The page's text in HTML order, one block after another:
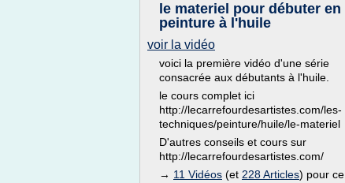
le materiel pour débuter en
peinture à l'huile
voir la vidéo
voici la première vidéo d'une série
consacrée aux débutants à l'huile.
le cours complet ici
http://lecarrefourdesartistes.com/les-
techniques/peinture/huile/le-materiel
D'autres conseils et cours sur
http://lecarrefourdesartistes.com/
→ 11 Vidéos (et 228 Articles) pour ce